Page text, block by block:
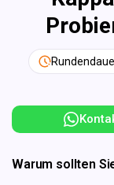
Warum sollten